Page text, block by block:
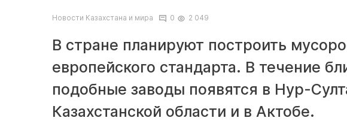
Новости Казахстана и мира 0 2 049
В стране планируют построить
европейского стандарта. В течение
подобные заводы появятся в Нур-
Казахстанской области и в Актобе.